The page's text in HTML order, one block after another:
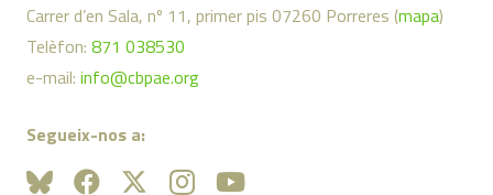
Carrer d’en Sala, nº 11, primer pis 07260 Porreres (mapa)
Telèfon: 871 038530
e-mail: info@cbpae.org
Segueix-nos a: